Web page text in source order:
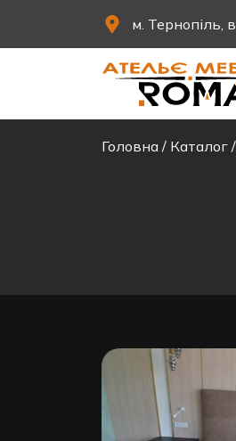
м. Тернопіль,
Головна / Каталог /